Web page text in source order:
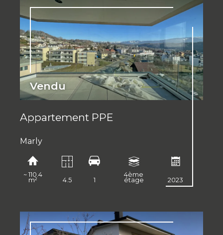
Vendu
Appartement PPE
Marly
~ 110.4
m² 4.5 1
4ème
étage 2023